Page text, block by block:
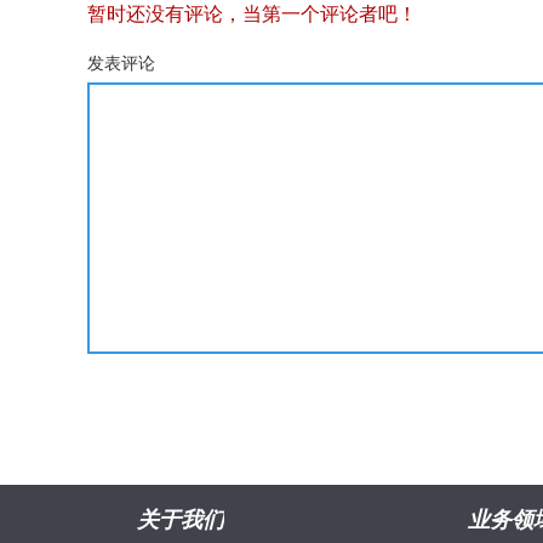
暂时还没有评论，当第一个评论者吧！
发表评论
关于我们 业务领